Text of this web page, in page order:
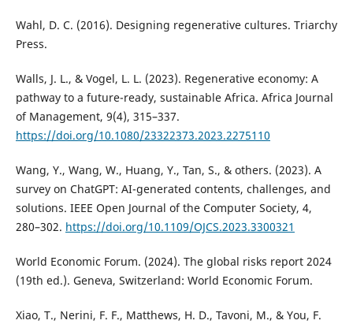
Wahl, D. C. (2016). Designing regenerative cultures. Triarchy
Press.
Walls, J. L., & Vogel, L. L. (2023). Regenerative economy: A
pathway to a future-ready, sustainable Africa. Africa Journal
of Management, 9(4), 315–337.
https://doi.org/10.1080/23322373.2023.2275110
Wang, Y., Wang, W., Huang, Y., Tan, S., & others. (2023). A
survey on ChatGPT: AI-generated contents, challenges, and
solutions. IEEE Open Journal of the Computer Society, 4,
280–302. https://doi.org/10.1109/OJCS.2023.3300321
World Economic Forum. (2024). The global risks report 2024
(19th ed.). Geneva, Switzerland: World Economic Forum.
Xiao, T., Nerini, F. F., Matthews, H. D., Tavoni, M., & You, F.